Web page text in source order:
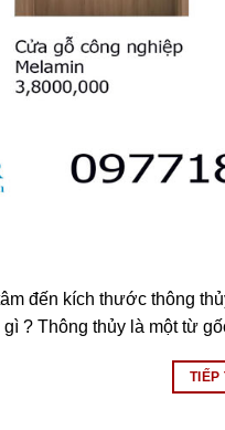
đến kích thước thông
? Thông thủy là một từ
TIẾP